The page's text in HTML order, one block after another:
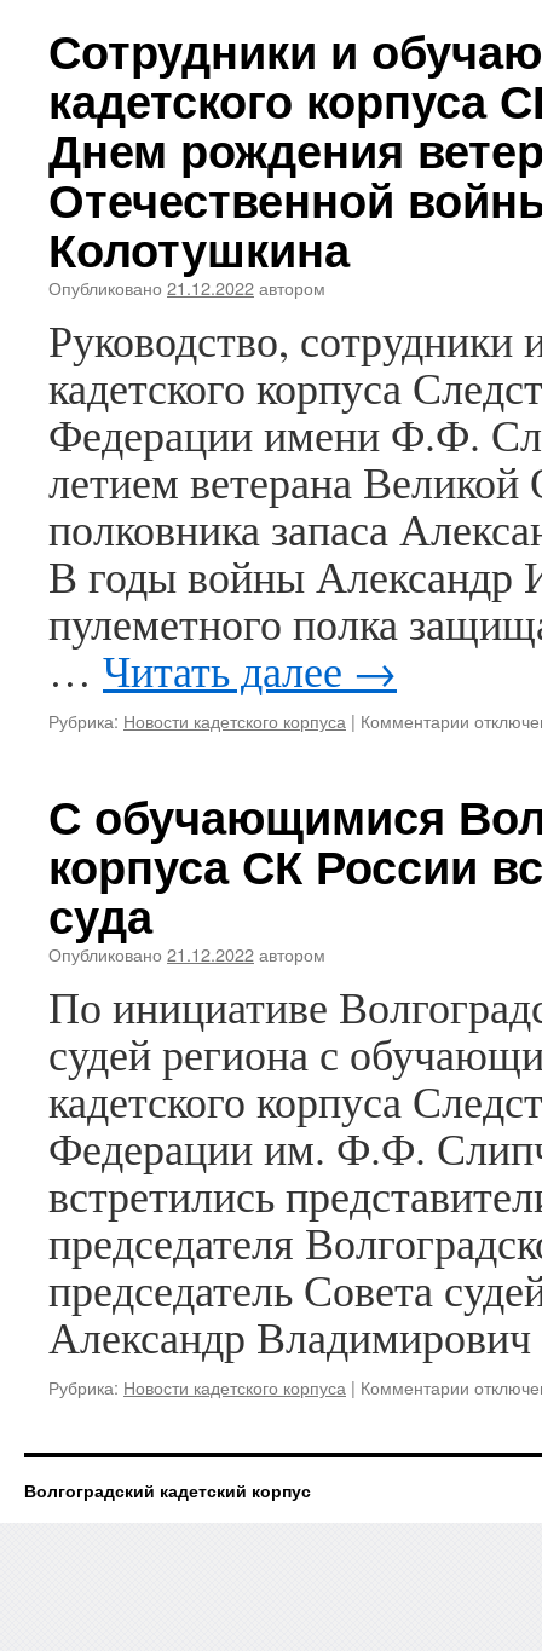
корпусе
СК
России
матч
Сотрудники и
кадетского корпуса
Днем рождения
Отечественной
Колотушкина
Опубликовано 21.12.2022автором
Руководство,
кадетского корпуса
Федерации имени Ф.Ф.
летием ветерана
полковника запаса
В годы войны Александр
пулеметного полка
… Читать далее →
Рубрика: Новости кадетского корпуса | Комментарии к
корпуса
Днем
ветерана
Великой
войны
С обучающимися
корпуса СК России
суда
Опубликовано 21.12.2022автором
По инициативе
судей региона с
кадетского корпуса
Федерации им. Ф.Ф.
встретились
председателя
председатель Совета
Александр
Рубрика: Новости кадетского корпуса | Комментарии к
Волгоградский кадетский корпус